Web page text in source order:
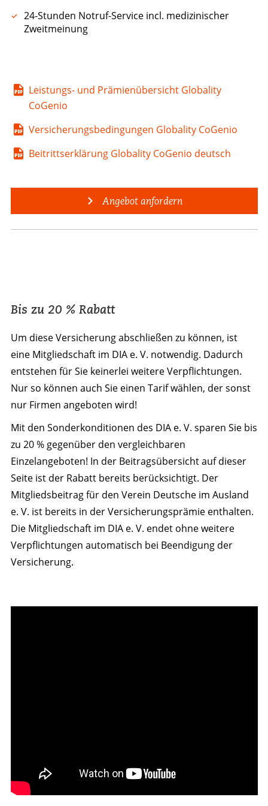
24-Stunden Notruf-Service incl. medizinischer
Zweitmeinung
Leistungs- und Prämienübersicht Globality
CoGenio
Versicherungsbedingungen Globality CoGenio
Beitrittserklärung Globality CoGenio deutsch
Angebot anfordern
Bis zu 20 % Rabatt
Um diese Versicherung abschließen zu können, ist
eine Mitgliedschaft im DIA e. V. notwendig. Dadurch
entstehen für Sie keinerlei weitere Verpflichtungen.
Nur so können auch Sie einen Tarif wählen, der sonst
nur Firmen angeboten wird!
Mit den Sonderkonditionen des DIA e. V. sparen Sie bis
zu 20 % gegenüber den vergleichbaren
Einzelangeboten! In der Beitragsübersicht auf dieser
Seite ist der Rabatt bereits berücksichtigt. Der
Mitgliedsbeitrag für den Verein Deutsche im Ausland
e. V. ist bereits in der Versicherungsprämie enthalten.
Die Mitgliedschaft im DIA e. V. endet ohne weitere
Verpflichtungen automatisch bei Beendigung der
Versicherung.